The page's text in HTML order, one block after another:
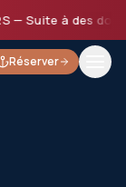
— Suite à des
Réserver